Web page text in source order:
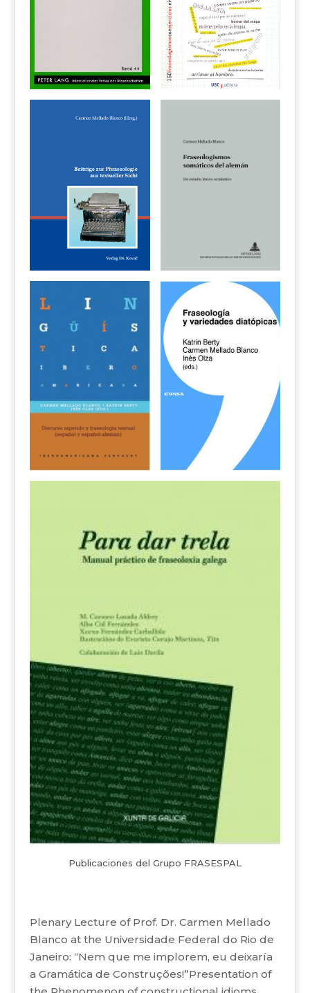
Publicaciones del Grupo FRASESPAL
Plenary Lecture of Prof. Dr. Carmen Mellado
Blanco at the Universidade Federal do Rio de
Janeiro: “Nem que me implorem, eu deixaría
a Gramática de Construções!”Presentation of